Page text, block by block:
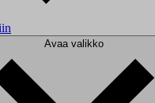
Avaa valikko